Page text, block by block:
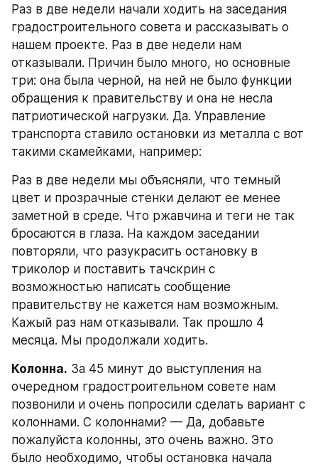
Раз в две недели начали ходить на заседания
градостроительного совета и рассказывать о
нашем проекте. Раз в две недели нам
отказывали. Причин было много, но основные
три: она была черной, на ней не было функции
обращения к правительству и она не несла
патриотической нагрузки. Да. Управление
транспорта ставило остановки из металла с вот
такими скамейками, например:
Раз в две недели мы объясняли, что темный
цвет и прозрачные стенки делают ее менее
заметной в среде. Что ржавчина и теги не так
бросаются в глаза. На каждом заседании
повторяли, что разукрасить остановку в
триколор и поставить тачскрин с
возможностью написать сообщение
правительству не кажется нам возможным.
Кажый раз нам отказывали. Так прошло 4
месяца. Мы продолжали ходить.
Колонна. За 45 минут до выступления на
очередном градостроительном совете нам
позвонили и очень попросили сделать вариант с
колоннами. С колоннами? — Да, добавьте
пожалуйста колонны, это очень важно. Это
было необходимо, чтобы остановка начала